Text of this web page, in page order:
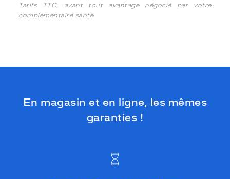
Tarifs TTC, avant tout avantage négocié par votre
complémentaire santé
En magasin et en ligne, les mêmes
garanties !